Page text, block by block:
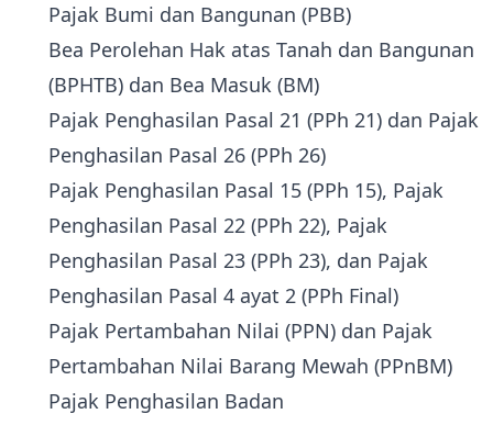
Pajak Bumi dan Bangunan (PBB)
Bea Perolehan Hak atas Tanah dan Bangunan
(BPHTB) dan Bea Masuk (BM)
Pajak Penghasilan Pasal 21 (PPh 21) dan Pajak
Penghasilan Pasal 26 (PPh 26)
Pajak Penghasilan Pasal 15 (PPh 15), Pajak
Penghasilan Pasal 22 (PPh 22), Pajak
Penghasilan Pasal 23 (PPh 23), dan Pajak
Penghasilan Pasal 4 ayat 2 (PPh Final)
Pajak Pertambahan Nilai (PPN) dan Pajak
Pertambahan Nilai Barang Mewah (PPnBM)
Pajak Penghasilan Badan